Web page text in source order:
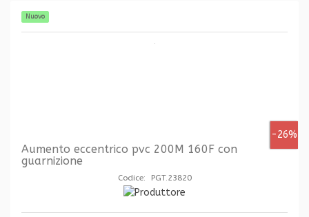
Nuovo
-26%
Aumento eccentrico pvc 200M 160F con
guarnizione
Codice: PGT.23820